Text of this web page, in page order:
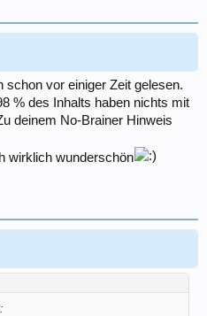
schon vor einiger Zeit gelesen.
% des Inhalts haben nichts mit
deinem No-Brainer Hinweis
wirklich wunderschön